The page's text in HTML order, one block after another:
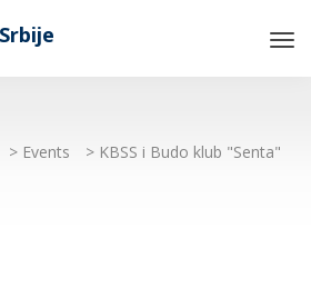
> Events > KBSS i Budo klub "Senta"